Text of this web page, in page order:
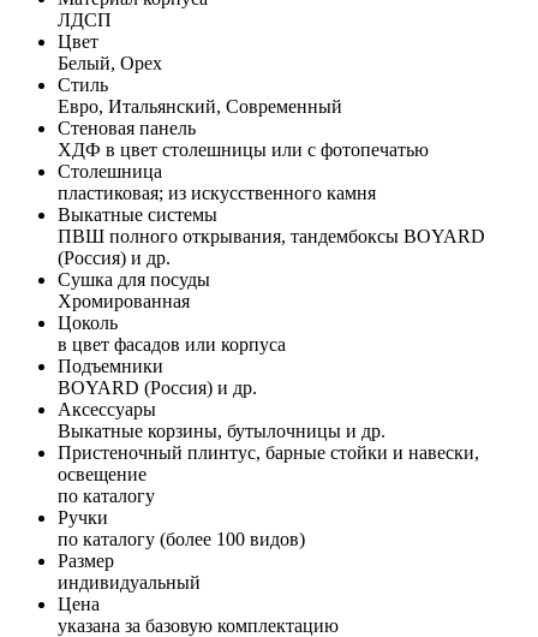
ЛДСП
Цвет
Белый, Орех
Стиль
Евро, Итальянский, Современный
Стеновая панель
ХДФ в цвет столешницы или с фотопечатью
Столешница
пластиковая; из искусственного камня
Выкатные системы
ПВШ полного открывания, тандембоксы BOYARD
(Россия) и др.
Сушка для посуды
Хромированная
Цоколь
в цвет фасадов или корпуса
Подъемники
BOYARD (Россия) и др.
Аксессуары
Выкатные корзины, бутылочницы и др.
Пристеночный плинтус, барные стойки и навески,
освещение
по каталогу
Ручки
по каталогу (более 100 видов)
Размер
индивидуальный
Цена
указана за базовую комплектацию